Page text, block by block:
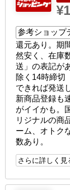
参考ショップ
還元あり。期
然安く、在庫
送」の表記が
除く14時締切
できれば発送
新商品登録も
がイイかも。
リジナルの商
ーム、オトク
数あり。
さらに詳しく見